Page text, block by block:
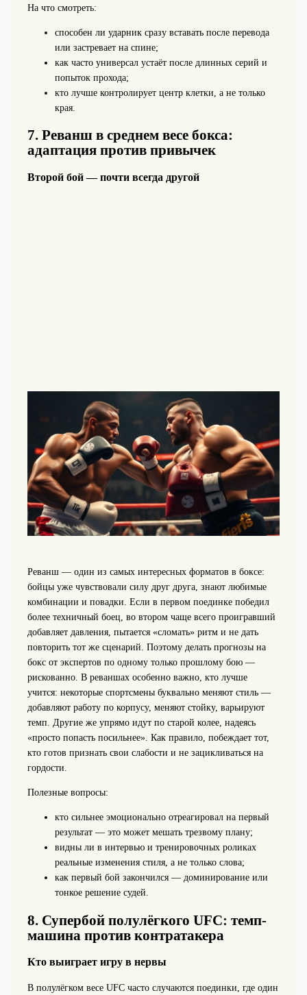
На что смотреть:
способен ли ударник сразу вставать после перевода
или застревает на спине;
как часто универсал устаёт после длинных серий и
попыток прохода;
кто лучше контролирует центр клетки, а не только
края.
7. Реванш в среднем весе бокса:
адаптация против привычек
Второй бой — почти всегда другой
Реванш — один из самых интересных форматов в боксе:
бойцы уже чувствовали силу друг друга, знают любимые
комбинации и повадки. Если в первом поединке победил
более техничный боец, во втором чаще всего проигравший
добавляет давления, пытается «сломать» ритм и не дать
повторить тот же сценарий. Поэтому делать прогнозы на
бокс от экспертов по одному только прошлому бою —
рискованно. В реваншах особенно важно, кто лучше
учится: некоторые спортсмены буквально меняют стиль —
добавляют работу по корпусу, меняют стойку, варьируют
темп. Другие же упрямо идут по старой колее, надеясь
«просто попасть посильнее». Как правило, побеждает тот,
кто готов признать свои слабости и не зацикливаться на
гордости.
Полезные вопросы:
кто сильнее эмоционально отреагировал на первый
результат — это может мешать трезвому плану;
видны ли в интервью и тренировочных роликах
реальные изменения стиля, а не только слова;
как первый бой закончился — доминирование или
тонкое решение судей.
8. Супербой полулёгкого UFC: темп-
машина против контратакера
Кто выиграет игру в нервы
В полулёгком весе UFC часто случаются поединки, где один